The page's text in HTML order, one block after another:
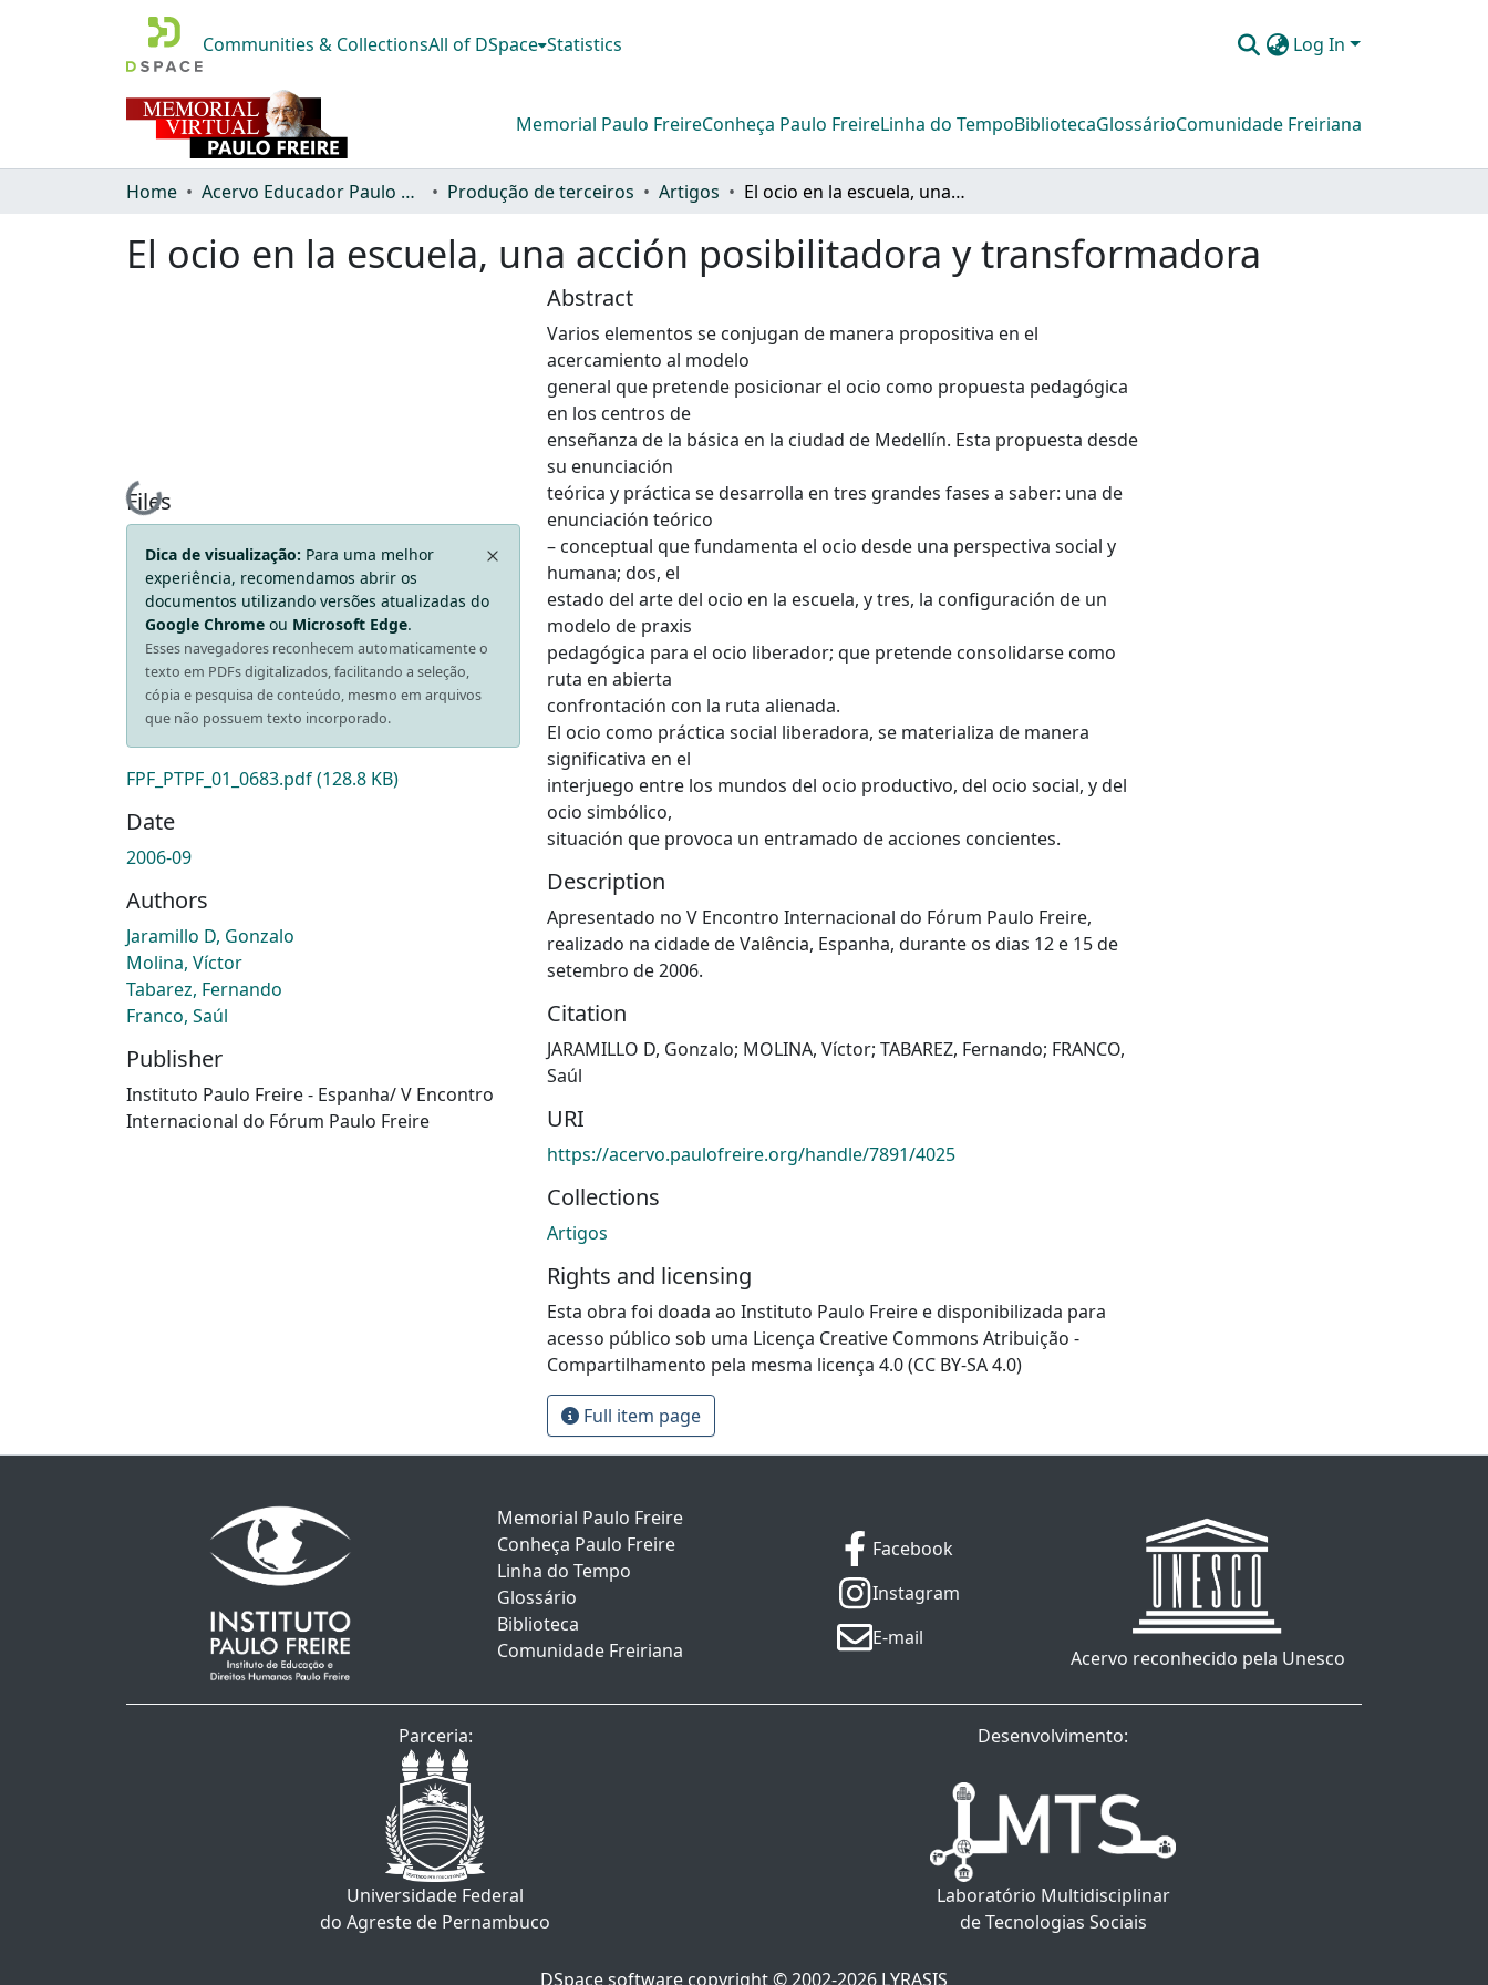
Communities & CollectionsAll of DSpace Statistics Log In
Memorial Paulo FreireConheça Paulo FreireLinha do TempoBibliotecaGlossárioComunidade Freiriana
Home Acervo Educador Paulo Freire Produção de terceiros Artigos El ocio en la escuela, una acción posibilitadora y transformadora
El ocio en la escuela, una acción posibilitadora y transformadora
Loading...
Files
Dica de visualização: Para uma melhor
experiência, recomendamos abrir os
documentos utilizando versões atualizadas do
Google Chrome ou Microsoft Edge.
Esses navegadores reconhecem automaticamente o
texto em PDFs digitalizados, facilitando a seleção,
cópia e pesquisa de conteúdo, mesmo em arquivos
que não possuem texto incorporado.
FPF_PTPF_01_0683.pdf(128.8 KB)
Date
2006-09
Authors
Jaramillo D, Gonzalo
Molina, Víctor
Tabarez, Fernando
Franco, Saúl
Publisher
Instituto Paulo Freire - Espanha/ V Encontro
Internacional do Fórum Paulo Freire
Abstract
Varios elementos se conjugan de manera propositiva en el
acercamiento al modelo
general que pretende posicionar el ocio como propuesta pedagógica
en los centros de
enseñanza de la básica en la ciudad de Medellín. Esta propuesta desde
su enunciación
teórica y práctica se desarrolla en tres grandes fases a saber: una de
enunciación teórico
– conceptual que fundamenta el ocio desde una perspectiva social y
humana; dos, el
estado del arte del ocio en la escuela, y tres, la configuración de un
modelo de praxis
pedagógica para el ocio liberador; que pretende consolidarse como
ruta en abierta
confrontación con la ruta alienada.
El ocio como práctica social liberadora, se materializa de manera
significativa en el
interjuego entre los mundos del ocio productivo, del ocio social, y del
ocio simbólico,
situación que provoca un entramado de acciones concientes.
Description
Apresentado no V Encontro Internacional do Fórum Paulo Freire,
realizado na cidade de Valência, Espanha, durante os dias 12 e 15 de
setembro de 2006.
Citation
JARAMILLO D, Gonzalo; MOLINA, Víctor; TABAREZ, Fernando; FRANCO,
Saúl
URI
https://acervo.paulofreire.org/handle/7891/4025
Collections
Artigos
Rights and licensing
Esta obra foi doada ao Instituto Paulo Freire e disponibilizada para
acesso público sob uma Licença Creative Commons Atribuição -
Compartilhamento pela mesma licença 4.0 (CC BY-SA 4.0)
Full item page
Memorial Paulo Freire
Conheça Paulo Freire
Linha do Tempo
Glossário
Biblioteca
Comunidade Freiriana
Facebook
Instagram
E-mail
Acervo reconhecido pela Unesco
Parceria:
Universidade Federal
do Agreste de Pernambuco
Desenvolvimento:
Laboratório Multidisciplinar
de Tecnologias Sociais
DSpace software copyright © 2002-2026 LYRASIS